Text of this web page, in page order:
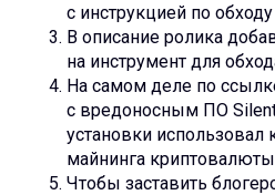
с инструкцией по
В описание ролика
на инструмент для
На самом деле по
с вредоносным ПО
установки
майнинга
Чтобы заставить